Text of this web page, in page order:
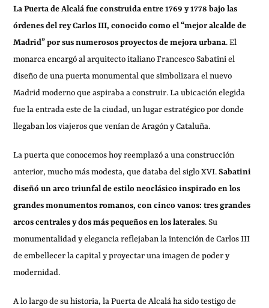
La Puerta de Alcalá fue construida entre 1769 y 1778 bajo las
órdenes del rey Carlos III, conocido como el “mejor alcalde de
Madrid” por sus numerosos proyectos de mejora urbana. El
monarca encargó al arquitecto italiano Francesco Sabatini el
diseño de una puerta monumental que simbolizara el nuevo
Madrid moderno que aspiraba a construir. La ubicación elegida
fue la entrada este de la ciudad, un lugar estratégico por donde
llegaban los viajeros que venían de Aragón y Cataluña.
La puerta que conocemos hoy reemplazó a una construcción
anterior, mucho más modesta, que databa del siglo XVI.Sabatini
diseñó un arco triunfal de estilo neoclásico inspirado en los
grandes monumentos romanos, con cinco vanos: tres grandes
arcos centrales y dos más pequeños en los laterales. Su
monumentalidad y elegancia reflejaban la intención de Carlos III
de embellecer la capital y proyectar una imagen de poder y
modernidad.
A lo largo de su historia, la Puerta de Alcalá ha sido testigo de